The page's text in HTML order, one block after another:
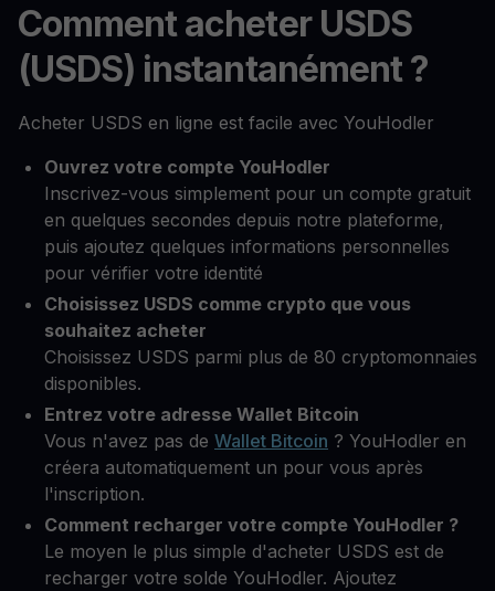
Comment acheter USDS
(USDS) instantanément ?
Acheter USDS en ligne est facile avec YouHodler
Ouvrez votre compte YouHodler
Inscrivez-vous simplement pour un compte gratuit
en quelques secondes depuis notre plateforme,
puis ajoutez quelques informations personnelles
pour vérifier votre identité
Choisissez USDS comme crypto que vous
souhaitez acheter
Choisissez USDS parmi plus de 80 cryptomonnaies
disponibles.
Entrez votre adresse Wallet Bitcoin
Vous n'avez pas de Wallet Bitcoin ? YouHodler en
créera automatiquement un pour vous après
l'inscription.
Comment recharger votre compte YouHodler ?
Le moyen le plus simple d'acheter USDS est de
recharger votre solde YouHodler. Ajoutez